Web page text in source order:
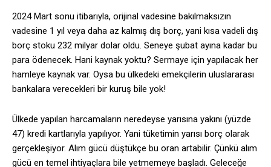
2024 Mart sonu itibarıyla, orijinal vadesine bakılmaksızın
vadesine 1 yıl veya daha az kalmış dış borç, yani kısa vadeli dış
borç stoku 232 milyar dolar oldu. Seneye şubat ayına kadar bu
para ödenecek. Hani kaynak yoktu? Sermaye için yapılacak her
hamleye kaynak var. Oysa bu ülkedeki emekçilerin uluslararası
bankalara verecekleri bir kuruş bile yok!
Ülkede yapılan harcamaların neredeyse yarısına yakını (yüzde
47) kredi kartlarıyla yapılıyor. Yani tüketimin yarısı borç olarak
gerçekleşiyor. Alım gücü düştükçe bu oran artabilir. Çünkü alım
gücü en temel ihtiyaçlara bile yetmemeye başladı. Geleceğe